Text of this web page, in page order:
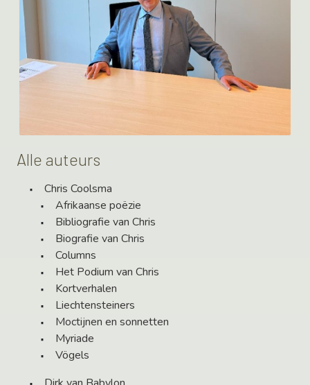
Alle auteurs
Chris Coolsma
Afrikaanse poëzie
Bibliografie van Chris
Biografie van Chris
Columns
Het Podium van Chris
Kortverhalen
Liechtensteiners
Moctijnen en sonnetten
Myriade
Vögels